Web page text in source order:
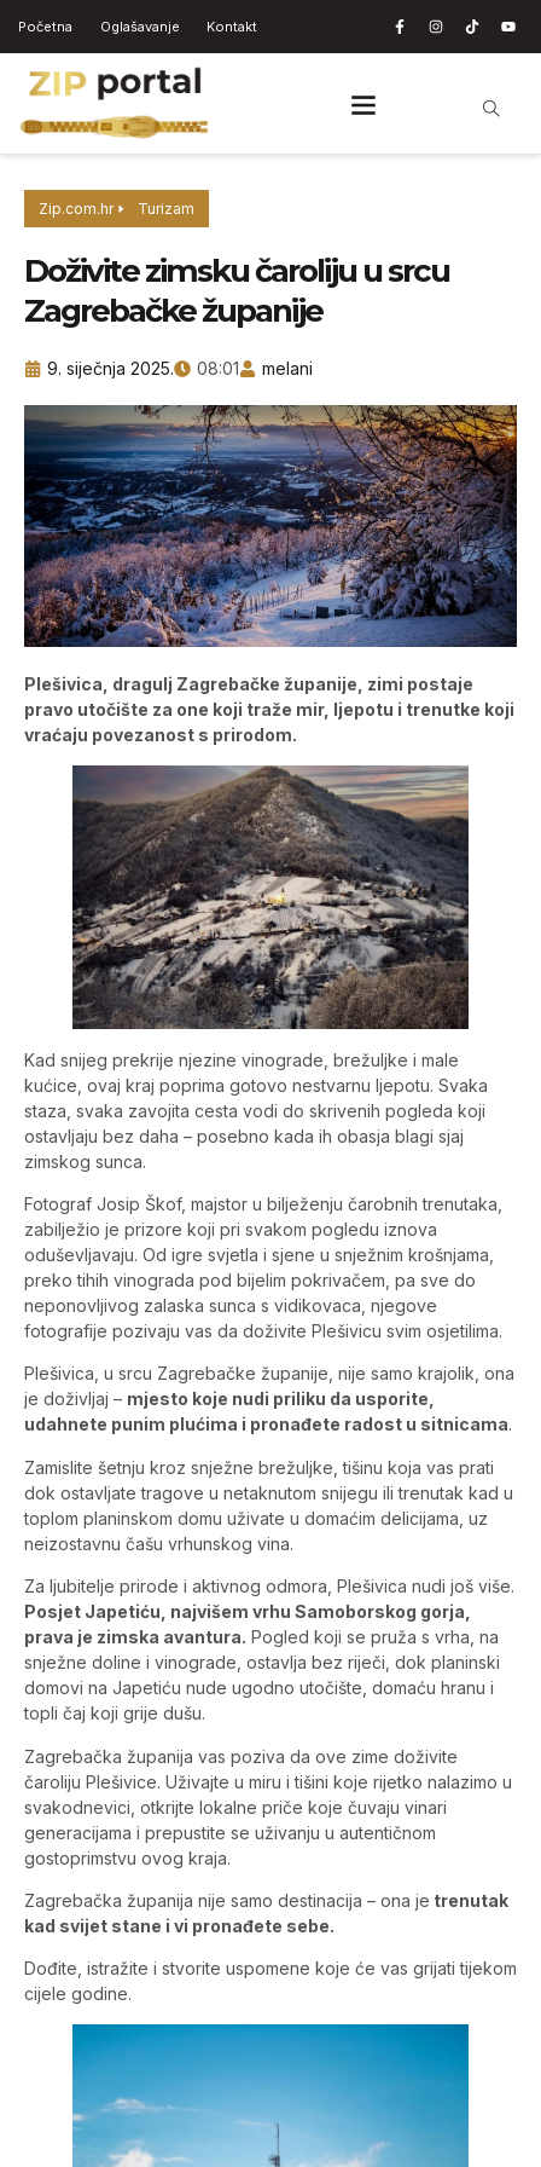
Početna Oglašavanje Kontakt
Zip.com.hr Turizam
Doživite zimsku čaroliju u srcu
Zagrebačke županije
9. siječnja 2025. 08:01 melani
Plešivica, dragulj Zagrebačke županije, zimi postaje
pravo utočište za one koji traže mir, ljepotu i trenutke koji
vraćaju povezanost s prirodom.
Kad snijeg prekrije njezine vinograde, brežuljke i male
kućice, ovaj kraj poprima gotovo nestvarnu ljepotu. Svaka
staza, svaka zavojita cesta vodi do skrivenih pogleda koji
ostavljaju bez daha – posebno kada ih obasja blagi sjaj
zimskog sunca.
Fotograf Josip Škof, majstor u bilježenju čarobnih trenutaka,
zabilježio je prizore koji pri svakom pogledu iznova
oduševljavaju. Od igre svjetla i sjene u snježnim krošnjama,
preko tihih vinograda pod bijelim pokrivačem, pa sve do
neponovljivog zalaska sunca s vidikovaca, njegove
fotografije pozivaju vas da doživite Plešivicu svim osjetilima.
Plešivica, u srcu Zagrebačke županije, nije samo krajolik, ona
je doživljaj – mjesto koje nudi priliku da usporite,
udahnete punim plućima i pronađete radost u sitnicama.
Zamislite šetnju kroz snježne brežuljke, tišinu koja vas prati
dok ostavljate tragove u netaknutom snijegu ili trenutak kad u
toplom planinskom domu uživate u domaćim delicijama, uz
neizostavnu čašu vrhunskog vina.
Za ljubitelje prirode i aktivnog odmora, Plešivica nudi još više.
Posjet Japetiću, najvišem vrhu Samoborskog gorja,
prava je zimska avantura. Pogled koji se pruža s vrha, na
snježne doline i vinograde, ostavlja bez riječi, dok planinski
domovi na Japetiću nude ugodno utočište, domaću hranu i
topli čaj koji grije dušu.
Zagrebačka županija vas poziva da ove zime doživite
čaroliju Plešivice. Uživajte u miru i tišini koje rijetko nalazimo u
svakodnevici, otkrijte lokalne priče koje čuvaju vinari
generacijama i prepustite se uživanju u autentičnom
gostoprimstvu ovog kraja.
Zagrebačka županija nije samo destinacija – ona je trenutak
kad svijet stane i vi pronađete sebe.
Dođite, istražite i stvorite uspomene koje će vas grijati tijekom
cijele godine.